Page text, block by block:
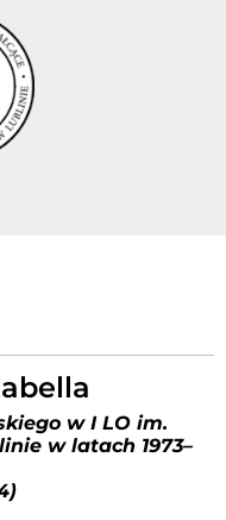
w I LO im.
w latach 1973–